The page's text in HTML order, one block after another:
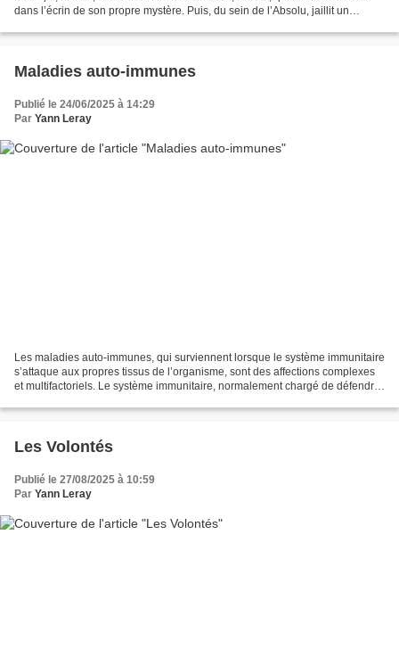
dans l’écrin de son propre mystère. Puis, du sein de l’Absolu, jaillit un
Maladies auto-immunes
Publié le 24/06/2025 à 14:29
Par Yann Leray
Les maladies auto-immunes, qui surviennent lorsque le système immunitaire
s’attaque aux propres tissus de l’organisme, sont des affections complexes
et multifactoriels. Le système immunitaire, normalement chargé de défendre
Les Volontés
Publié le 27/08/2025 à 10:59
Par Yann Leray